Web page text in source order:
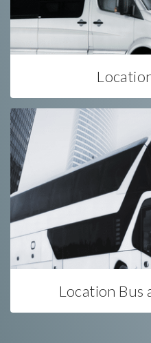
Location Bus